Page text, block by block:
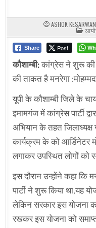
ASHOK
IN
Share Post
कौशाम्बी:कांग्रेस ने शुरू की
की ताकत है मनरेगा
यूपी के कौशाम्बी जिले के
इमामगंज में कांग्रेस पार्टी
अभियान के तहत जिलाध्यक्ष
कार्यक्रम के को आर्डिनेटर
लगाकर उपस्थित लोगों को
इस दौरान उन्होंने कहा कि
पार्टी ने शुरू किया था,यह
लेकिन सरकार इस योजना
रखकर इस योजना को